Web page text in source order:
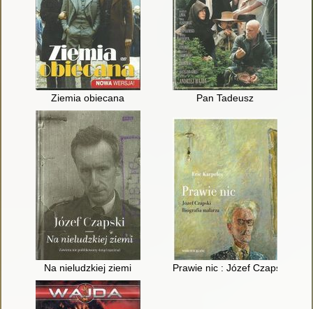
Ziemia obiecana Pan Tadeusz
Na nieludzkiej ziemi Prawie nic : Józef Czapski :